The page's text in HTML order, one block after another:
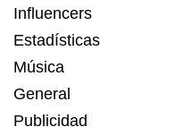
Influencers
Estadísticas
Música
General
Publicidad